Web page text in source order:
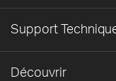
Support
Découvrir